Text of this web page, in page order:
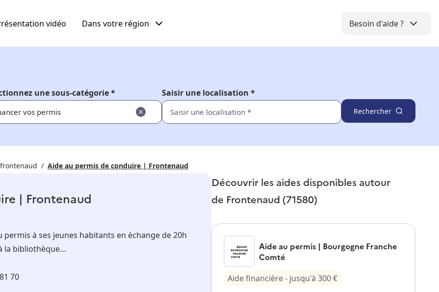
vidéo Dans votre région Besoin d'aide ?
une sous-catégorie *
vos permis
Saisir une localisation *
Rechercher
Aide au permis de conduire | Frontenaud
| Frontenaud
à ses jeunes habitants en échange de 20h
la bibliothèque…
70
Découvrir les aides disponibles autour
de Frontenaud (71580)
Aide au permis | Bourgogne Franche
Comté
Aide financière- jusqu'à 300€